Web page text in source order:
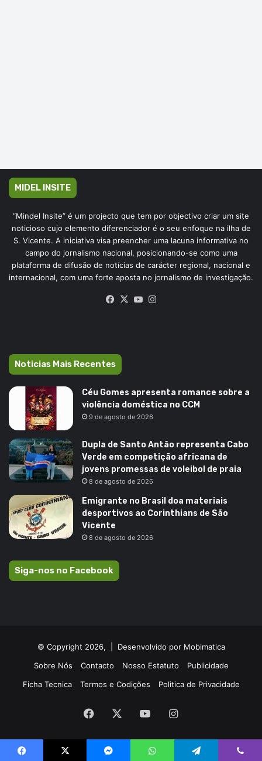
MIDEL INSITE
“Mindel Insite” é um projecto que tem por objectivo criar um site
noticioso cujo elemento diferenciador é o seu enfoque na ilha de
S. Vicente. A iniciativa visa preencher uma lacuna informativa no
campo do jornalismo nacional, posicionando-se como uma
plataforma de difusão de notícias de carácter regional, nacional e
internacional, com uma forte aposta no jornalismo de investigação.
Facebook
X YouTube
Noticias Mais Recentes
Céu Gomes apresenta romance sobre a
violência doméstica no CCM
9 de agosto de 2026
Dupla de Santo Antão representa Cabo
Verde em competição africana de
jovens promessas de voleibol de praia
8 de agosto de 2026
Emigrante no Brasil doa materiais
desportivos ao Corinthians de São
Vicente
8 de agosto de 2026
Siga-nos no Facebook
© Copyright 2026, | Desenvolvido por Mobimatica
Sobre Nós
Contacto Nosso Estatuto
Publicidade
Ficha Tecnica
Termos e Codições Politica de Privacidade
Facebook YouTubeInstagram